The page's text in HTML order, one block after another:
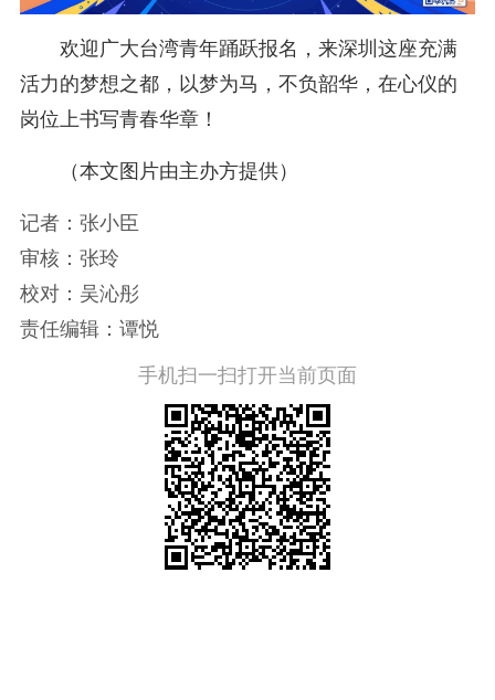
欢迎广大台湾青年踊跃报名，来深圳这座充满
活力的梦想之都，以梦为马，不负韶华，在心仪的
岗位上书写青春华章！
（本文图片由主办方提供）
记者：张小臣
审核：张玲
校对：吴沁彤
责任编辑：谭悦
手机扫一扫打开当前页面